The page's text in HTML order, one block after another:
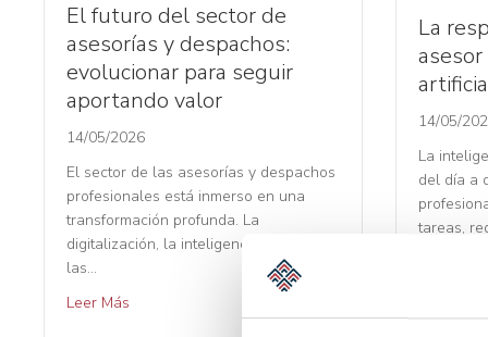
El futuro del sector de
asesorías y despachos:
evolucionar para seguir
aportando valor
14/05/2026
El sector de las asesorías y despachos
profesionales está inmerso en una
transformación profunda. La
digitalización, la inteligencia artificial,
las…
Leer Más
La
14/05/
La
del día a
tareas,